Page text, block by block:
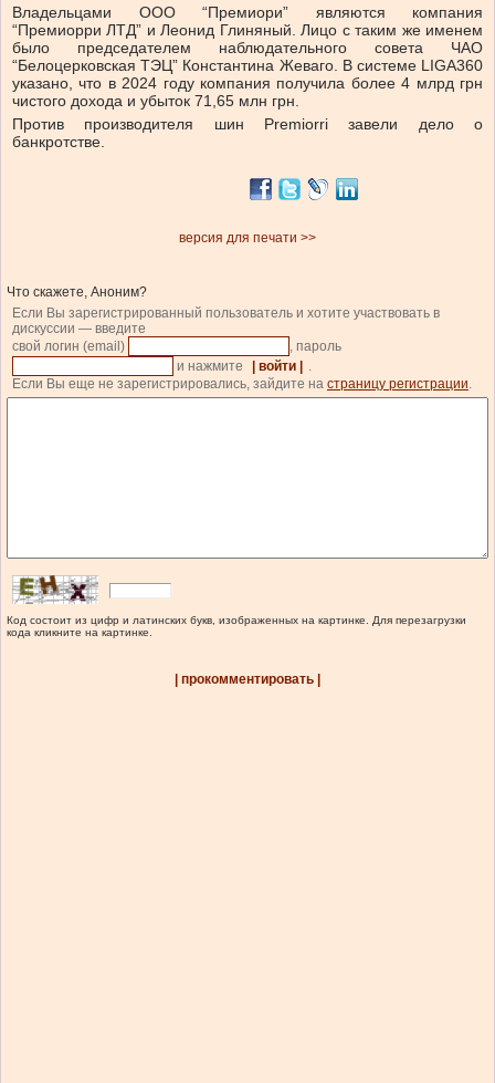
Владельцами ООО “Премиори” являются компания
“Премиорри ЛТД” и Леонид Глиняный. Лицо с таким же именем
было председателем наблюдательного совета ЧАО
“Белоцерковская ТЭЦ” Константина Жеваго. В системе LIGA360
указано, что в 2024 году компания получила более 4 млрд грн
чистого дохода и убыток 71,65 млн грн.
Против производителя шин Premiorri завели дело о
банкротстве.
версия для печати >>
Что скажете, Аноним?
Если Вы зарегистрированный пользователь и хотите участвовать в
дискуссии — введите
свой логин (email)
, пароль
и нажмите
| войти |
.
Если Вы еще не зарегистрировались, зайдите на страницу регистрации.
Код состоит из цифр и латинских букв, изображенных на картинке. Для перезагрузки
кода кликните на картинке.
| прокомментировать |